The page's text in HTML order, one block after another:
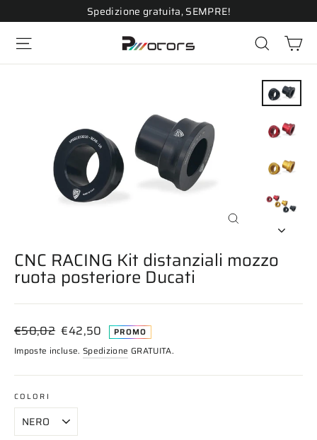
direttamente
contenuti
Spedizione gratuita, SEMPRE!
Navigazione del sito Cerca
CNC RACING Kit distanziali mozzo
ruota posteriore Ducati
Prezzo
di
listino
€50,02 Prezzo
scontato
€42,50 PROMO
Imposte incluse. Spedizione GRATUITA.
COLORI